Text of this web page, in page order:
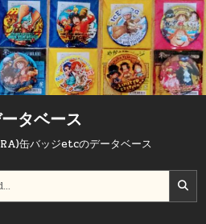
タベース
缶バッジetcのデータベース